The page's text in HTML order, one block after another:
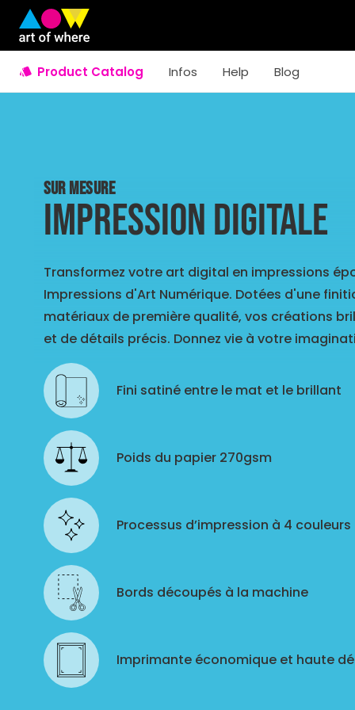
Product Catalog Infos Help Blog
SUR MESURE
Impression digitale
Transformez votre art digital en impressions
Impressions d'Art Numérique. Dotées d'une
matériaux de première qualité, vos créations
et de détails précis. Donnez vie à votre
Fini satiné entre le mat et le brillant
Poids du papier 270gsm
Processus d’impression à 4
Bords découpés à la machine
Imprimante économique et haute